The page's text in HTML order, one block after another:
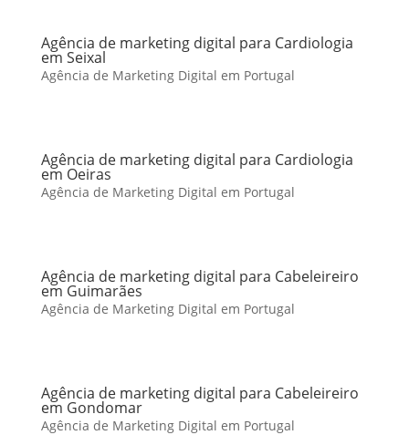
Agência de marketing digital para Cardiologia
em Seixal
Agência de Marketing Digital em Portugal
Agência de marketing digital para Cardiologia
em Oeiras
Agência de Marketing Digital em Portugal
Agência de marketing digital para Cabeleireiro
em Guimarães
Agência de Marketing Digital em Portugal
Agência de marketing digital para Cabeleireiro
em Gondomar
Agência de Marketing Digital em Portugal